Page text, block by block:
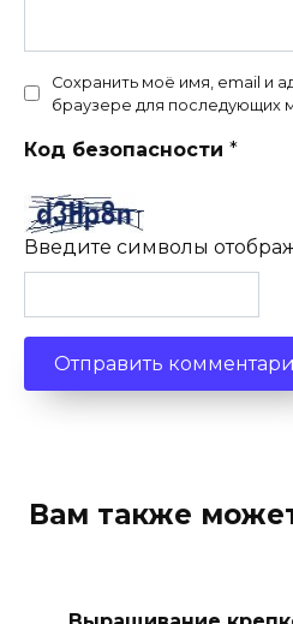
Сохранить моё имя, email и
браузере для последующих
Код безопасности *
Введите символы
Вам также